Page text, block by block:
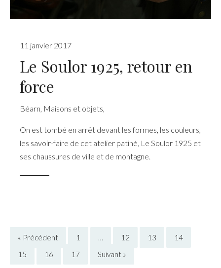
11 janvier 2017
Le Soulor 1925, retour en
force
Béarn, Maisons et objets,
On est tombé en arrêt devant les formes, les couleurs,
les savoir-faire de cet atelier patiné, Le Soulor 1925 et
ses chaussures de ville et de montagne.
« Précédent 1 … 12 13
14
15
16 17 Suivant »